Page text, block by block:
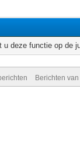
deze functie op de
Berichten